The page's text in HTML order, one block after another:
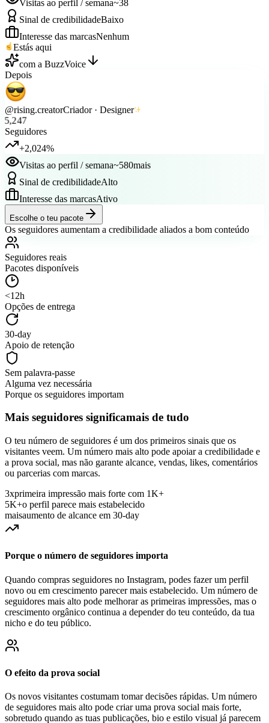
Sinal de credibilidadeBaixo
Interesse das marcasNenhum
Estás aqui
com a BuzzVoice
Depois
@rising.creator
5,247
Seguidores
+2,024%
Visitas ao perfil / semana
Sinal de credibilidadeAlto
Interesse das marcasAtivo
Escolhe o teu pacote
Os seguidores aumentam a credibilidade aliados a bom conteúdo
Seguidores reais
Pacotes disponíveis
<12h
Opções de entrega
30-day
Apoio de retenção
Sem palavra-passe
Alguma vez necessária
Porque os seguidores importam
visitantes veem. Um número mais alto pode apoiar a credibilidade e
a prova social, mas não garante alcance, vendas, likes, comentários
ou parcerias com marcas.
primeira impressão mais forte com 1K+
5K+o perfil parece mais estabelecido
maisaumento de alcance em 30-day
novo ou em crescimento parecer mais estabelecido. Um número de
seguidores mais alto pode melhorar as primeiras impressões, mas o
crescimento orgânico continua a depender do teu conteúdo, da tua
nicho e do teu público.
de seguidores mais alto pode criar uma prova social mais forte,
sobretudo quando as tuas publicações, bio e estilo visual já parecem
fiáveis. Se queres comprar seguidores de IG, escolhe um pacote que